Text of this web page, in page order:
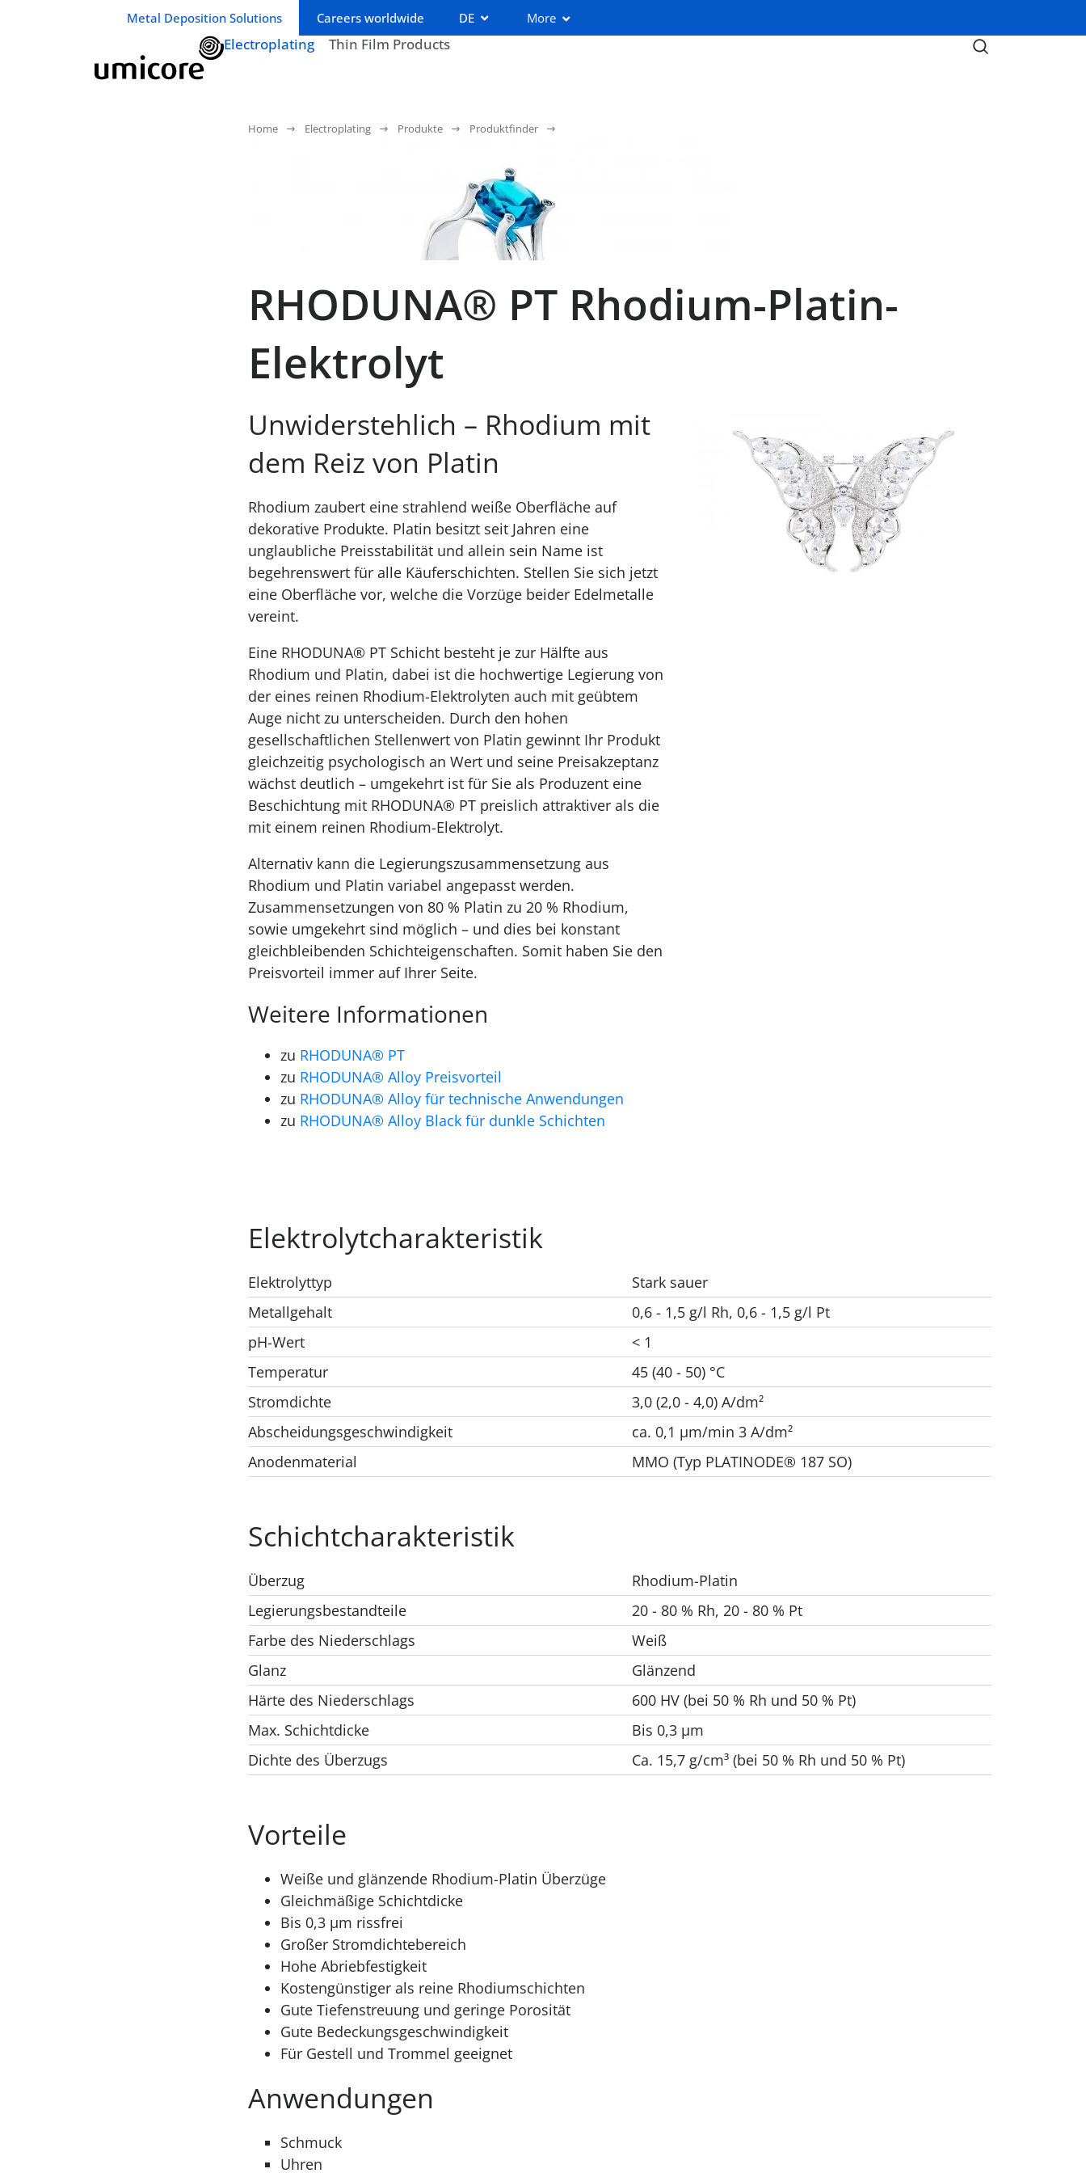
Geschäftsbereich / Abteilung:
Metal Deposition Solutions Careers worldwide DE More
Electroplating Thin Film Products
Home Electroplating Produkte Produktfinder
RHODUNA® PT Rhodium-Platin-
Elektrolyt
Unwiderstehlich – Rhodium mit
dem Reiz von Platin
Rhodium zaubert eine strahlend weiße Oberfläche auf
dekorative Produkte. Platin besitzt seit Jahren eine
unglaubliche Preisstabilität und allein sein Name ist
begehrenswert für alle Käuferschichten. Stellen Sie sich jetzt
eine Oberfläche vor, welche die Vorzüge beider Edelmetalle
vereint.
Eine RHODUNA® PT Schicht besteht je zur Hälfte aus
Rhodium und Platin, dabei ist die hochwertige Legierung von
der eines reinen Rhodium-Elektrolyten auch mit geübtem
Auge nicht zu unterscheiden. Durch den hohen
gesellschaftlichen Stellenwert von Platin gewinnt Ihr Produkt
gleichzeitig psychologisch an Wert und seine Preisakzeptanz
wächst deutlich – umgekehrt ist für Sie als Produzent eine
Beschichtung mit RHODUNA® PT preislich attraktiver als die
mit einem reinen Rhodium-Elektrolyt.
Alternativ kann die Legierungszusammensetzung aus
Rhodium und Platin variabel angepasst werden.
Zusammensetzungen von 80 % Platin zu 20 % Rhodium,
sowie umgekehrt sind möglich – und dies bei konstant
gleichbleibenden Schichteigenschaften. Somit haben Sie den
Preisvorteil immer auf Ihrer Seite.
Weitere Informationen
zu RHODUNA® PT
zu RHODUNA® Alloy Preisvorteil
zu RHODUNA® Alloy für technische Anwendungen
zu RHODUNA® Alloy Black für dunkle Schichten
Elektrolytcharakteristik
Elektrolyttyp
Stark sauer
Metallgehalt
0,6 - 1,5 g/l Rh, 0,6 - 1,5 g/l Pt
pH-Wert
< 1
Temperatur
45 (40 - 50) °C
Stromdichte
3,0 (2,0 - 4,0) A/dm²
Abscheidungsgeschwindigkeit
ca. 0,1 μm/min 3 A/dm²
Anodenmaterial
MMO (Typ PLATINODE® 187 SO)
Schichtcharakteristik
Überzug
Rhodium-Platin
Legierungsbestandteile
20 - 80 % Rh, 20 - 80 % Pt
Farbe des Niederschlags
Weiß
Glanz
Glänzend
Härte des Niederschlags
600 HV (bei 50 % Rh und 50 % Pt)
Max. Schichtdicke
Bis 0,3 μm
Dichte des Überzugs
Ca. 15,7 g/cm³ (bei 50 % Rh und 50 % Pt)
Vorteile
Weiße und glänzende Rhodium-Platin Überzüge
Gleichmäßige Schichtdicke
Bis 0,3 μm rissfrei
Großer Stromdichtebereich
Hohe Abriebfestigkeit
Kostengünstiger als reine Rhodiumschichten
Gute Tiefenstreuung und geringe Porosität
Gute Bedeckungsgeschwindigkeit
Für Gestell und Trommel geeignet
Anwendungen
Schmuck
Uhren